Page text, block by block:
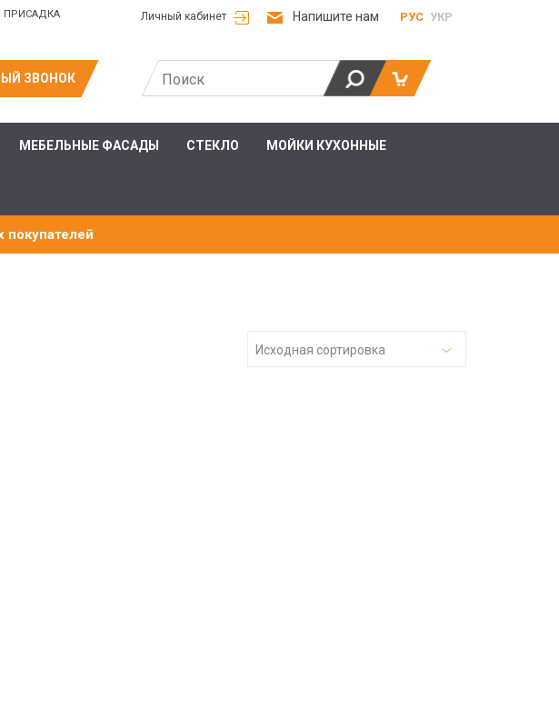
ПРИСАДКА Личный кабинет Напишите нам РУС УКР
ЗВОНОК
МЕБЕЛЬНЫЕ ФАСАДЫ СТЕКЛО МОЙКИ КУХОННЫЕ
Исходная сортировка